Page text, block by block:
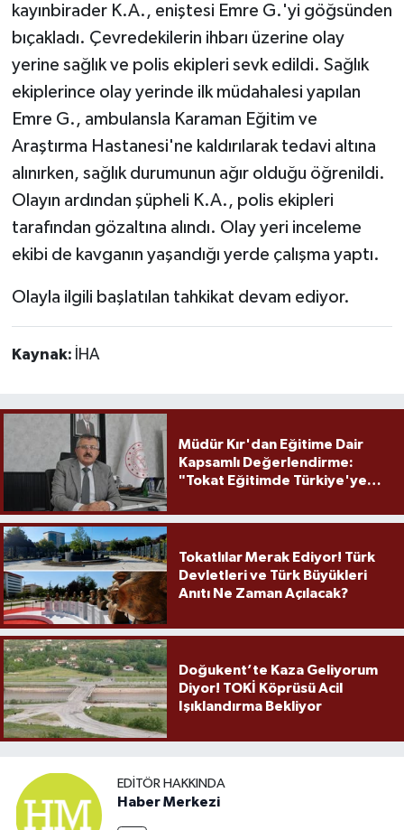
kayınbirader K.A., eniştesi Emre G.'yi göğsünden
bıçakladı. Çevredekilerin ihbarı üzerine olay
yerine sağlık ve polis ekipleri sevk edildi. Sağlık
ekiplerince olay yerinde ilk müdahalesi yapılan
Emre G., ambulansla Karaman Eğitim ve
Araştırma Hastanesi'ne kaldırılarak tedavi altına
alınırken, sağlık durumunun ağır olduğu öğrenildi.
Olayın ardından şüpheli K.A., polis ekipleri
tarafından gözaltına alındı. Olay yeri inceleme
ekibi de kavganın yaşandığı yerde çalışma yaptı.
Olayla ilgili başlatılan tahkikat devam ediyor.
Kaynak: İHA
Müdür Kır'dan Eğitime Dair
Kapsamlı Değerlendirme:
"Tokat Eğitimde Türkiye'ye
Tokatlılar Merak Ediyor! Türk
Devletleri ve Türk Büyükleri
Anıtı Ne Zaman Açılacak?
Doğukent’te Kaza Geliyorum
Diyor! TOKİ Köprüsü Acil
Işıklandırma Bekliyor
EDITÖR HAKKINDA
Haber Merkezi